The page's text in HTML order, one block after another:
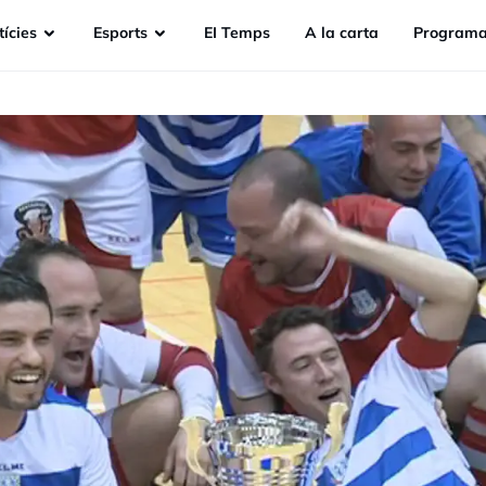
Esports EI Temps A la carta